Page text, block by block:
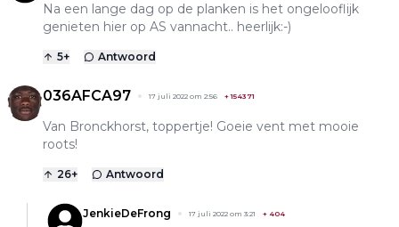
Na een lange dag op de planken is het ongelooflijk
genieten hier op AS vannacht.. heerlijk:-)
5+ Antwoord
036AFCA97 17 juli 2022 om 2:56 +154371
Van Bronckhorst, toppertje! Goeie vent met mooie
roots!
26+ Antwoord
JenkieDeFrong 17 juli 2022 om 3:21 + 404